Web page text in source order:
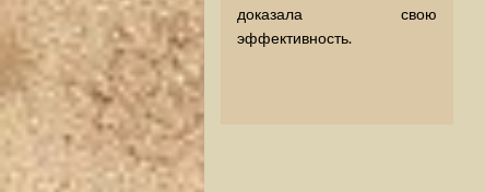
доказала свою
эффективность.